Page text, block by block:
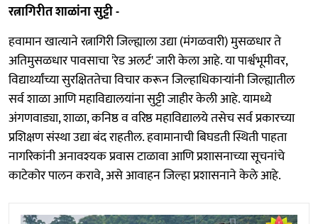
रत्नागिरीत शाळांना सुट्टी -
हवामान खात्याने रत्नागिरी जिल्ह्याला उद्या (मंगळवारी) मुसळधार ते
अतिमुसळधार पावसाचा 'रेड अलर्ट' जारी केला आहे. या पार्श्वभूमीवर,
विद्यार्थ्यांच्या सुरक्षिततेचा विचार करून जिल्हाधिकाऱ्यांनी जिल्ह्यातील
सर्व शाळा आणि महाविद्यालयांना सुट्टी जाहीर केली आहे. यामध्ये
अंगणवाड्या, शाळा, कनिष्ठ व वरिष्ठ महाविद्यालये तसेच सर्व प्रकारच्या
प्रशिक्षण संस्था उद्या बंद राहतील. हवामानाची बिघडती स्थिती पाहता
नागरिकांनी अनावश्यक प्रवास टाळावा आणि प्रशासनाच्या सूचनांचे
काटेकोर पालन करावे, असे आवाहन जिल्हा प्रशासनाने केले आहे.